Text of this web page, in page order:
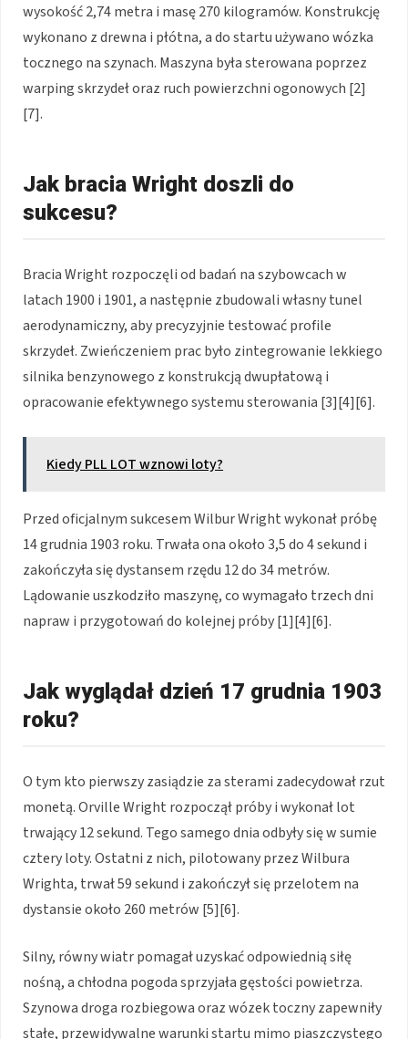
wysokość 2,74 metra i masę 270 kilogramów. Konstrukcję
wykonano z drewna i płótna, a do startu używano wózka
tocznego na szynach. Maszyna była sterowana poprzez
warping skrzydeł oraz ruch powierzchni ogonowych [2]
[7].
Jak bracia Wright doszli do
sukcesu?
Bracia Wright rozpoczęli od badań na szybowcach w
latach 1900 i 1901, a następnie zbudowali własny tunel
aerodynamiczny, aby precyzyjnie testować profile
skrzydeł. Zwieńczeniem prac było zintegrowanie lekkiego
silnika benzynowego z konstrukcją dwupłatową i
opracowanie efektywnego systemu sterowania [3][4][6].
Kiedy PLL LOT wznowi loty?
Przed oficjalnym sukcesem Wilbur Wright wykonał próbę
14 grudnia 1903 roku. Trwała ona około 3,5 do 4 sekund i
zakończyła się dystansem rzędu 12 do 34 metrów.
Lądowanie uszkodziło maszynę, co wymagało trzech dni
napraw i przygotowań do kolejnej próby [1][4][6].
Jak wyglądał dzień 17 grudnia 1903
roku?
O tym kto pierwszy zasiądzie za sterami zadecydował rzut
monetą. Orville Wright rozpoczął próby i wykonał lot
trwający 12 sekund. Tego samego dnia odbyły się w sumie
cztery loty. Ostatni z nich, pilotowany przez Wilbura
Wrighta, trwał 59 sekund i zakończył się przelotem na
dystansie około 260 metrów [5][6].
Silny, równy wiatr pomagał uzyskać odpowiednią siłę
nośną, a chłodna pogoda sprzyjała gęstości powietrza.
Szynowa droga rozbiegowa oraz wózek toczny zapewniły
stałe, przewidywalne warunki startu mimo piaszczystego